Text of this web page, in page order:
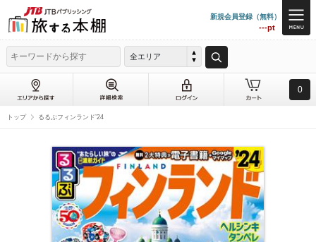
新規会員登録（無料）
---pt
全エリア
0
トップ るるぶフィンランド’24